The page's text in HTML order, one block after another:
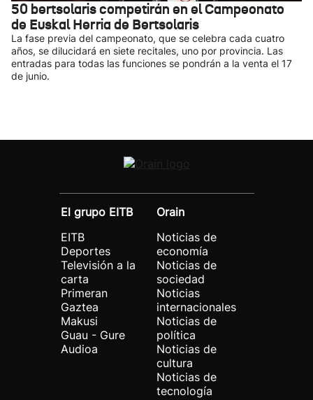
50 bertsolaris competirán en el Campeonato
de Euskal Herria de Bertsolaris
La fase previa del campeonato, que se celebra cada cuatro
años, se dilucidará en siete recitales, uno por provincia. Las
entradas para todas las funciones se pondrán a la venta el 17
de junio.
El grupo EITB
EITB
Deportes
Televisión a la
carta
Primeran
Gaztea
Makusi
Guau - Gure
Audioa
Orain
Noticias de
economía
Noticias de
sociedad
Noticias
internacionales
Noticias de
política
Noticias de
cultura
Noticias de
tecnología